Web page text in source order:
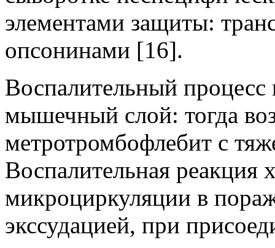
элементами защиты:
опсонинами [16].
Воспалительный процесс
мышечный слой: тогда
метротромбофлебит с
Воспалительная реакция
микроциркуляции в
экссудацией, при